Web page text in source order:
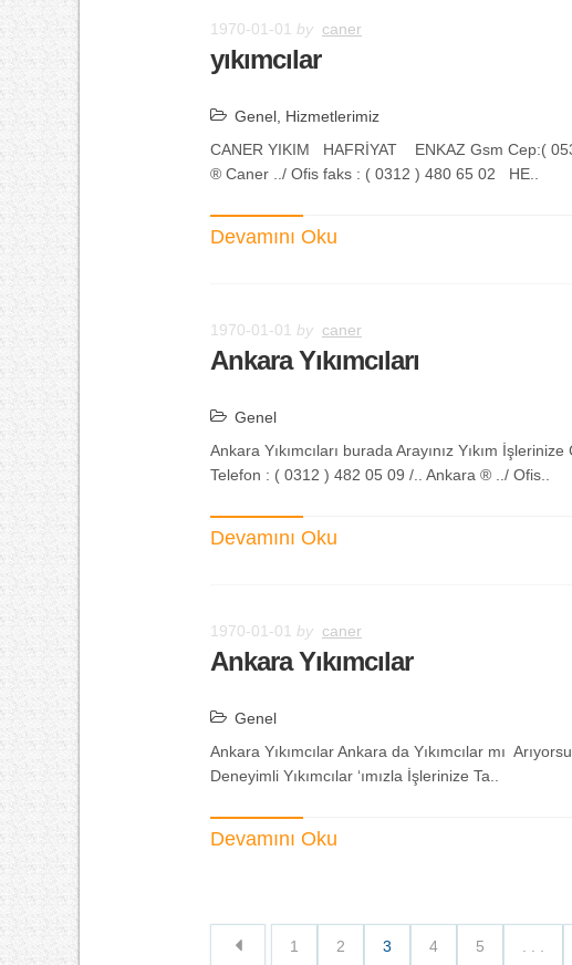
1970-01-01 by caner
yıkımcılar
Genel Hizmetlerimiz
CANER YIKIM HAFRİYAT ENKAZ Gsm Cep:(
® Caner ../ Ofis faks : ( 0312 ) 480 65 02 HE..
Devamını Oku
1970-01-01 by caner
Ankara Yıkımcıları
Genel
Ankara Yıkımcıları burada Arayınız Yıkım
Telefon : ( 0312 ) 482 05 09 /.. Ankara ® ../ Ofis..
Devamını Oku
1970-01-01 by caner
Ankara Yıkımcılar
Genel
Ankara Yıkımcılar Ankara da Yıkımcılar mı
Deneyimli Yıkımcılar ‘ımızla İşlerinize Ta..
Devamını Oku
1 2 3 4 5